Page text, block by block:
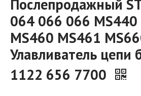
Послепродажный
064 066 066 MS440
MS460 MS461
Улавливатель цепи
1122 656 7700